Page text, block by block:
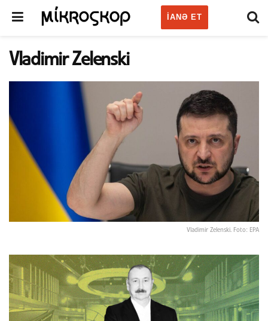
IANƏ ET
Vladimir Zelenski
Vladimir Zelenski. Foto: EPA